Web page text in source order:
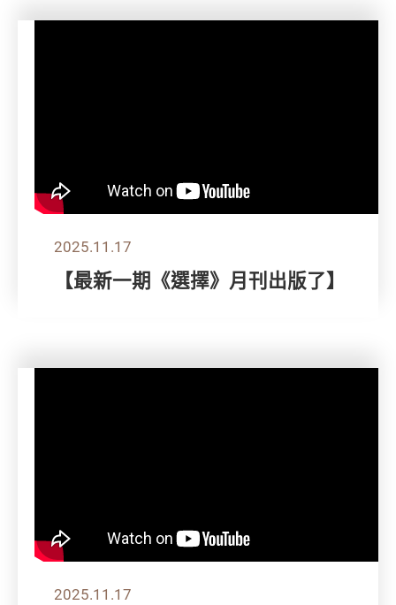
2025.11.17
【最新一期《選擇》月刊出版了】
2025.11.17